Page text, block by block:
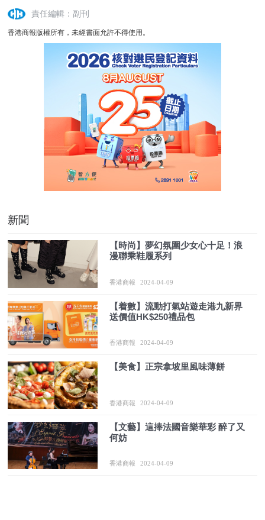
責任編輯：副刊
香港商報版權所有，未經書面允許不得使用。
新聞
【時尚】夢幻氛圍少女心十足！浪
漫聯乘鞋履系列
香港商報 2024-04-09
【着數】流動打氣站遊走港九新界
送價值HK$250禮品包
香港商報 2024-04-09
【美食】正宗拿坡里風味薄餅
香港商報 2024-04-09
【文藝】這捧法國音樂華彩 醉了又
何妨
香港商報 2024-04-09